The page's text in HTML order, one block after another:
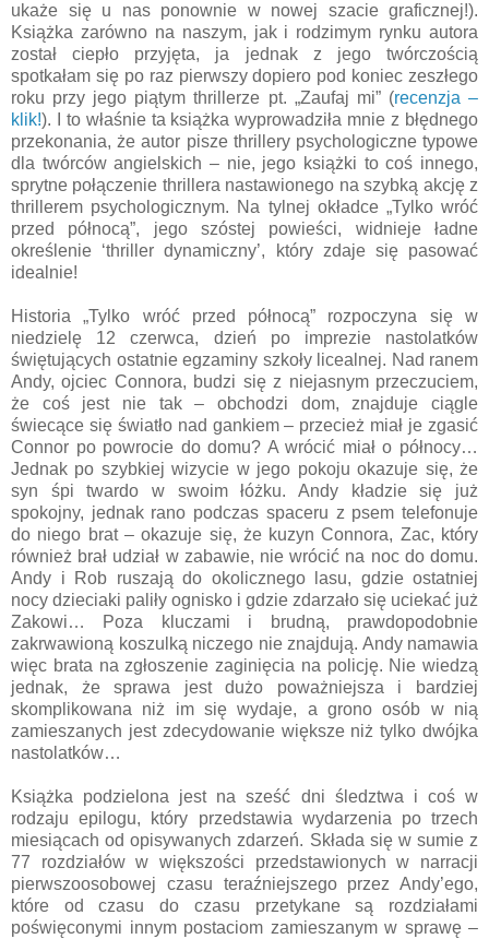
ukaże się u nas ponownie w nowej szacie graficznej!).
Książka zarówno na naszym, jak i rodzimym rynku autora
został ciepło przyjęta, ja jednak z jego twórczością
spotkałam się po raz pierwszy dopiero pod koniec zeszłego
roku przy jego piątym thrillerze pt. „Zaufaj mi” (recenzja –
klik!). I to właśnie ta książka wyprowadziła mnie z błędnego
przekonania, że autor pisze thrillery psychologiczne typowe
dla twórców angielskich – nie, jego książki to coś innego,
sprytne połączenie thrillera nastawionego na szybką akcję z
thrillerem psychologicznym. Na tylnej okładce „Tylko wróć
przed północą”, jego szóstej powieści, widnieje ładne
określenie ‘thriller dynamiczny’, który zdaje się pasować
idealnie!
Historia „Tylko wróć przed północą” rozpoczyna się w
niedzielę 12 czerwca, dzień po imprezie nastolatków
świętujących ostatnie egzaminy szkoły licealnej. Nad ranem
Andy, ojciec Connora, budzi się z niejasnym przeczuciem,
że coś jest nie tak – obchodzi dom, znajduje ciągle
świecące się światło nad gankiem – przecież miał je zgasić
Connor po powrocie do domu? A wrócić miał o północy…
Jednak po szybkiej wizycie w jego pokoju okazuje się, że
syn śpi twardo w swoim łóżku. Andy kładzie się już
spokojny, jednak rano podczas spaceru z psem telefonuje
do niego brat – okazuje się, że kuzyn Connora, Zac, który
również brał udział w zabawie, nie wrócić na noc do domu.
Andy i Rob ruszają do okolicznego lasu, gdzie ostatniej
nocy dzieciaki paliły ognisko i gdzie zdarzało się uciekać już
Zakowi… Poza kluczami i brudną, prawdopodobnie
zakrwawioną koszulką niczego nie znajdują. Andy namawia
więc brata na zgłoszenie zaginięcia na policję. Nie wiedzą
jednak, że sprawa jest dużo poważniejsza i bardziej
skomplikowana niż im się wydaje, a grono osób w nią
zamieszanych jest zdecydowanie większe niż tylko dwójka
nastolatków…
Książka podzielona jest na sześć dni śledztwa i coś w
rodzaju epilogu, który przedstawia wydarzenia po trzech
miesiącach od opisywanych zdarzeń. Składa się w sumie z
77 rozdziałów w większości przedstawionych w narracji
pierwszoosobowej czasu teraźniejszego przez Andy’ego,
które od czasu do czasu przetykane są rozdziałami
poświęconymi innym postaciom zamieszanym w sprawę –